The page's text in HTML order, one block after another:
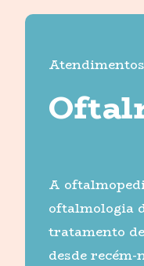
Atendimentos
A
oftalmologia
tratamento
desde recém-